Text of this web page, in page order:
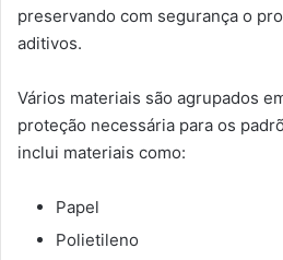
preservando com segurança o
aditivos.
Vários materiais são agrupados
proteção necessária para os
inclui materiais como:
Papel
Polietileno